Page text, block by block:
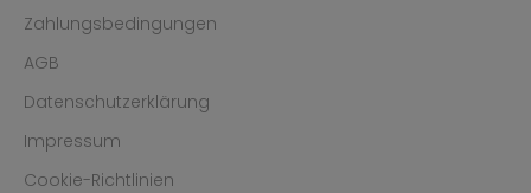
Zahlungsbedingungen
AGB
Datenschutzerklärung
Impressum
Cookie-Richtlinien